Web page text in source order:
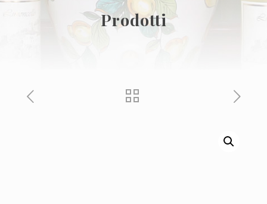
Prodotti